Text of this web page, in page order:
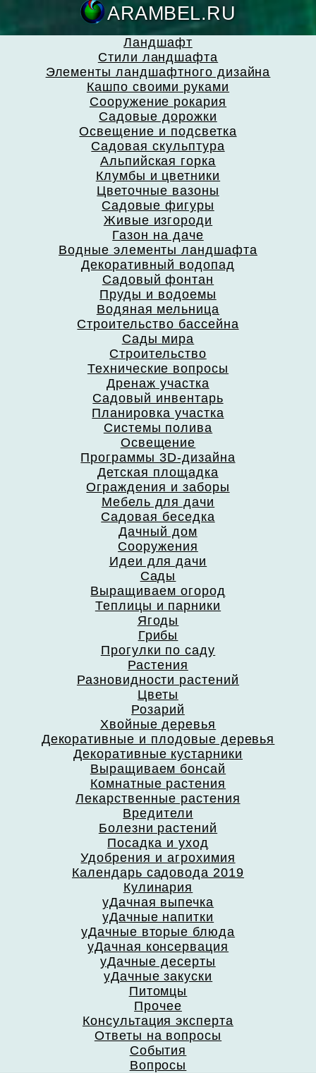
Ландшафт
Стили ландшафта
Элементы ландшафтного дизайна
Кашпо своими руками
Сооружение рокария
Садовые дорожки
Освещение и подсветка
Садовая скульптура
Альпийская горка
Клумбы и цветники
Цветочные вазоны
Садовые фигуры
Живые изгороди
Газон на даче
Водные элементы ландшафта
Декоративный водопад
Садовый фонтан
Пруды и водоемы
Водяная мельница
Строительство бассейна
Сады мира
Строительство
Технические вопросы
Дренаж участка
Садовый инвентарь
Планировка участка
Системы полива
Освещение
Программы 3D-дизайна
Детская площадка
Ограждения и заборы
Мебель для дачи
Садовая беседка
Дачный дом
Сооружения
Идеи для дачи
Сады
Выращиваем огород
Теплицы и парники
Ягоды
Грибы
Прогулки по саду
Растения
Разновидности растений
Цветы
Розарий
Хвойные деревья
Декоративные и плодовые деревья
Декоративные кустарники
Выращиваем бонсай
Комнатные растения
Лекарственные растения
Вредители
Болезни растений
Посадка и уход
Удобрения и агрохимия
Календарь садовода 2019
Кулинария
уДачная выпечка
уДачные напитки
уДачные вторые блюда
уДачная консервация
уДачные десерты
уДачные закуски
Питомцы
Прочее
Консультация эксперта
Ответы на вопросы
События
Вопросы